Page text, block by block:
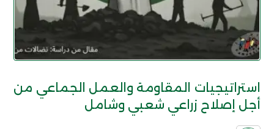
استراتيجيات المقاومة والعمل الجماعي من
أجل إصلاح زراعي شعبي وشامل